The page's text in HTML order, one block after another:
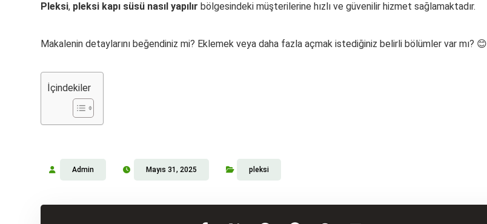
Pleksi, pleksi kapı süsü nasıl yapılır bölgesindeki müşterilerine hızlı ve güvenilir hizmet sağlamaktadır.
Makalenin detaylarını beğendiniz mi? Eklemek veya daha fazla açmak istediğiniz belirli bölümler var mı? 😊
İçindekiler
Admin Mayıs 31, 2025 pleksi